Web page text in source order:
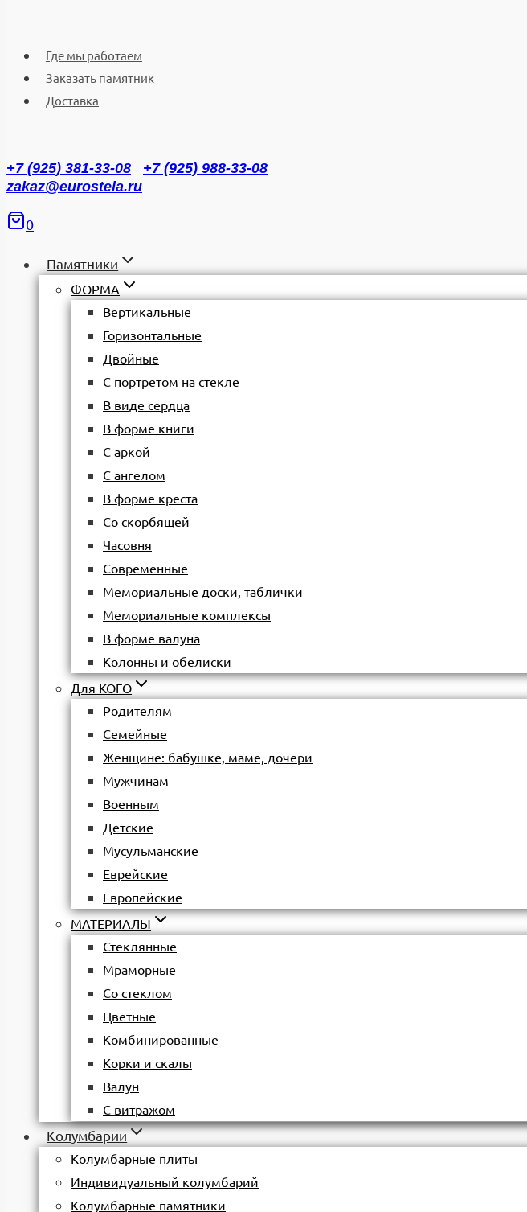
Где мы работаем
Заказать памятник
Доставка
+7 (925) 381-33-08
+7 (925) 988-33-08
zakaz@eurostela.ru
0
Памятники
ФОРМА
Вертикальные
Горизонтальные
Двойные
С портретом на стекле
В виде сердца
В форме книги
С аркой
С ангелом
В форме креста
Со скорбящей
Часовня
Современные
Мемориальные доски, таблички
Мемориальные комплексы
В форме валуна
Колонны и обелиски
Для КОГО
Родителям
Семейные
Женщине: бабушке, маме, дочери
Мужчинам
Военным
Детские
Мусульманские
Еврейские
Европейские
МАТЕРИАЛЫ
Стеклянные
Мраморные
Со стеклом
Цветные
Комбинированные
Корки и скалы
Валун
С витражом
Колумбарии
Колумбарные плиты
Индивидуальный колумбарий
Колумбарные памятники